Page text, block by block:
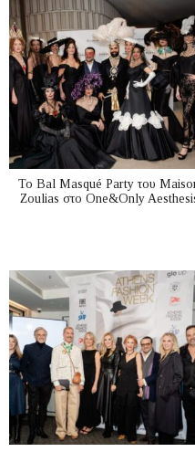
Το Bal Masqué Party του
Zoulias στο One&Only